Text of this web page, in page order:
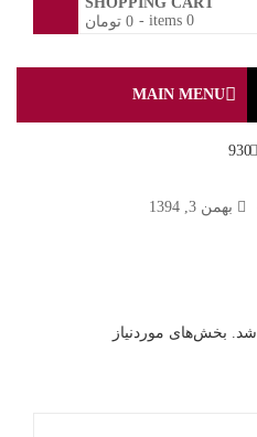
0 items
-
0 تومان
MAIN MENU
930
بهمن 3, 1394
شد. بخش‌های موردنیاز